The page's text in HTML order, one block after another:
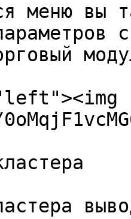
меню вы